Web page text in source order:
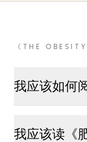
《THE
我应该如何
我应该读《